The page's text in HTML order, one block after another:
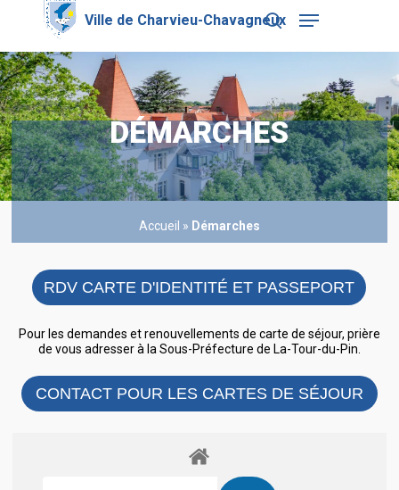
content
search
Menu
DÉMARCHES
Accueil » Démarches
RDV CARTE D'IDENTITÉ ET PASSEPORT
Pour les demandes et renouvellements de carte de séjour, prière
de vous adresser à la Sous-Préfecture de La-Tour-du-Pin.
CONTACT POUR LES CARTES DE SÉJOUR
Close